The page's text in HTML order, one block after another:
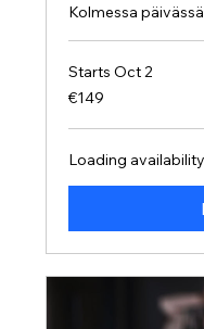
Kolmessa
Starts Oct 2
149
euros
€149
Loading